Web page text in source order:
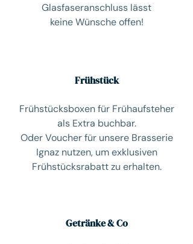
Glasfaseranschluss lässt
keine Wünsche offen!
Frühstück
Frühstücksboxen für Frühaufsteher
als Extra buchbar.
Oder Voucher für unsere Brasserie
Ignaz nutzen, um exklusiven
Frühstücksrabatt zu erhalten.
Getränke & Co